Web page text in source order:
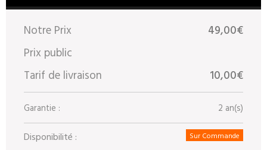
Notre Prix
49,00€
Prix public
Tarif de livraison
10,00€
Garantie : 2 an(s)
Disponibilité : Sur Commande